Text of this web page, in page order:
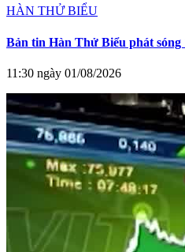
HÀN THỬ BIỂU
Bản tin Hàn Thử Biểu phát sóng
11:30 ngày 01/08/2026